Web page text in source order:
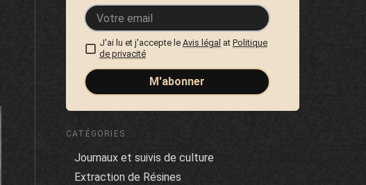
J'ai lu et j'accepte le Avis légal at Politique
de privacité
M'abonner
CATÉGORIES
Journaux et suivis de culture
Extraction de Résines